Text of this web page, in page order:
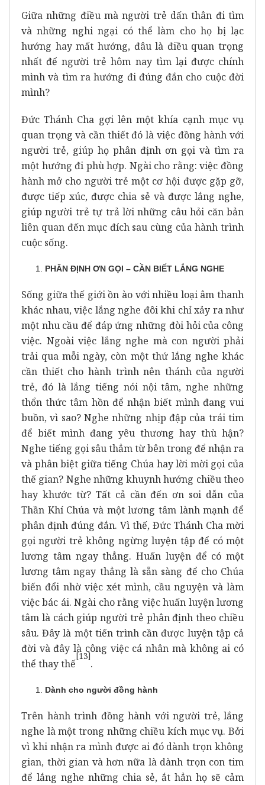
Giữa những điều mà người trẻ dấn thân đi tìm
và những nghi ngại có thể làm cho họ bị lạc
hướng hay mất hướng, đâu là điều quan trọng
nhất để người trẻ hôm nay tìm lại được chính
mình và tìm ra hướng đi đúng đắn cho cuộc đời
mình?
Đức Thánh Cha gợi lên một khía cạnh mục vụ
quan trọng và cần thiết đó là việc đồng hành với
người trẻ, giúp họ phân định ơn gọi và tìm ra
một hướng đi phù hợp. Ngài cho rằng: việc đồng
hành mở cho người trẻ một cơ hội được gặp gỡ,
được tiếp xúc, được chia sẻ và được lắng nghe,
giúp người trẻ tự trả lời những câu hỏi căn bản
liên quan đến mục đích sau cùng của hành trình
cuộc sống.
PHÂN ĐỊNH ƠN GỌI – CẦN BIẾT LẮNG NGHE
Sống giữa thế giới ồn ào với nhiều loại âm thanh
khác nhau, việc lắng nghe đôi khi chỉ xảy ra như
một nhu cầu để đáp ứng những đòi hỏi của công
việc. Ngoài việc lắng nghe mà con người phải
trải qua mỗi ngày, còn một thứ lắng nghe khác
cần thiết cho hành trình nên thánh của người
trẻ, đó là lắng tiếng nói nội tâm, nghe những
thổn thức tâm hồn để nhận biết mình đang vui
buồn, vì sao? Nghe những nhịp đập của trái tim
để biết mình đang yêu thương hay thù hận?
Nghe tiếng gọi sâu thẳm từ bên trong để nhận ra
và phân biệt giữa tiếng Chúa hay lời mời gọi của
thế gian? Nghe những khuynh hướng chiều theo
hay khước từ? Tất cả cần đến ơn soi dẫn của
Thần Khí Chúa và một lương tâm lành mạnh để
phân định đúng đắn. Vì thế, Đức Thánh Cha mời
gọi người trẻ không ngừng luyện tập để có một
lương tâm ngay thẳng. Huấn luyện để có một
lương tâm ngay thẳng là sẵn sàng để cho Chúa
biến đổi nhờ việc xét mình, cầu nguyện và làm
việc bác ái. Ngài cho rằng việc huấn luyện lương
tâm là cách giúp người trẻ phân định theo chiều
sâu. Đây là một tiến trình cần được luyện tập cả
đời và đây là công việc cá nhân mà không ai có
thể thay thế
[13]
.
Dành cho người đồng hành
Trên hành trình đồng hành với người trẻ, lắng
nghe là một trong những chiều kích mục vụ. Bởi
vì khi nhận ra mình được ai đó dành trọn không
gian, thời gian và hơn nữa là dành trọn con tim
để lắng nghe những chia sẻ, ắt hẳn họ sẽ cảm